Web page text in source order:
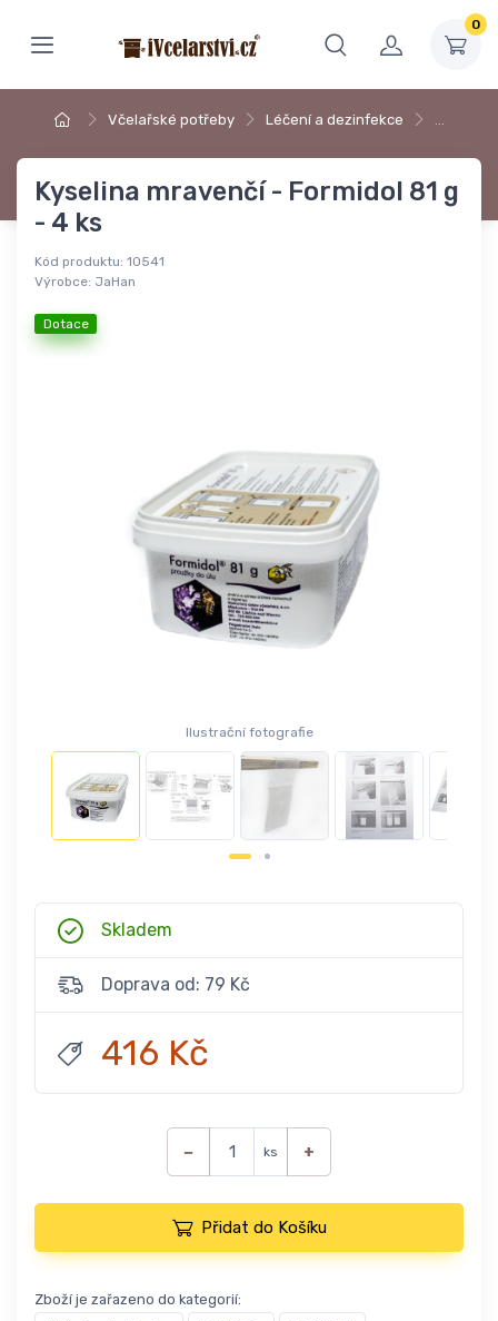
0
Včelařské potřeby Léčení a dezinfekce …
Kyselina mravenčí - Formidol 81 g
- 4 ks
Kód produktu: 10541
Výrobce: JaHan
Dotace
Ilustrační fotografie
Skladem
Doprava od: 79 Kč
416 Kč
− ks +
Přidat do Košíku
Zboží je zařazeno do kategorií: